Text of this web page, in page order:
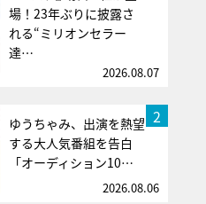
場！23年ぶりに披露さ
れる“ミリオンセラー
達…
2026.08.07
2
ゆうちゃみ、出演を熱望
する大人気番組を告白
「オーディション10…
2026.08.06